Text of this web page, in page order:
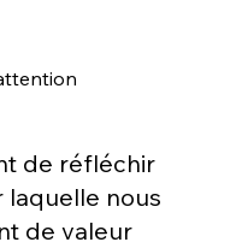
de réfléchir
laquelle nous
de valeur